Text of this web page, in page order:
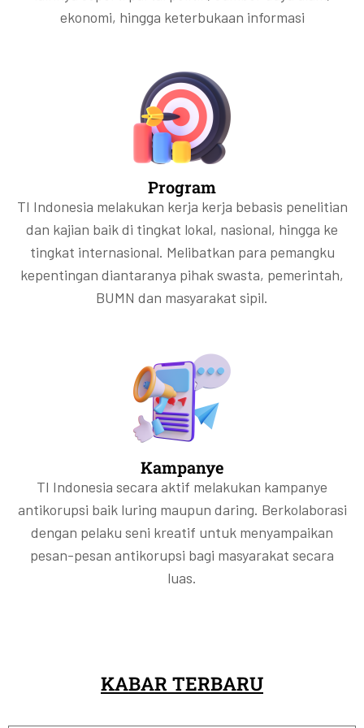
ekonomi, hingga keterbukaan informasi
Program
TI Indonesia melakukan kerja kerja bebasis penelitian
dan kajian baik di tingkat lokal, nasional, hingga ke
tingkat internasional. Melibatkan para pemangku
kepentingan diantaranya pihak swasta, pemerintah,
BUMN dan masyarakat sipil.
Kampanye
TI Indonesia secara aktif melakukan kampanye
antikorupsi baik luring maupun daring. Berkolaborasi
dengan pelaku seni kreatif untuk menyampaikan
pesan-pesan antikorupsi bagi masyarakat secara
luas.
KABAR TERBARU